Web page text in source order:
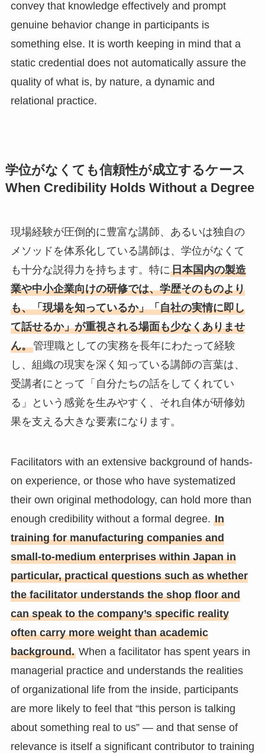
convey that knowledge effectively and prompt
genuine behavior change in participants is
something else. It is worth keeping in mind that a
static credential does not automatically assure the
quality of what is, by nature, a dynamic and
relational practice.
学位がなくても信頼性が成立するケース
When Credibility Holds Without a Degree
現場経験が圧倒的に豊富な講師、あるいは独自の
メソッドを体系化している講師は、学位がなくて
も十分な説得力を持ちます。特に日本国内の製造
業や中小企業向けの研修では、学歴そのものより
も、「現場を知っているか」「自社の実情に即し
て話せるか」が重視される場面も少なくありませ
ん。管理職としての実務を長年にわたって経験
し、組織の現実を深く知っている講師の言葉は、
受講者にとって「自分たちの話をしてくれてい
る」という感覚を生みやすく、それ自体が研修効
果を支える大きな要素になります。
Facilitators with an extensive background of hands-
on experience, or those who have systematized
their own original methodology, can hold more than
enough credibility without a formal degree. In
training for manufacturing companies and
small-to-medium enterprises within Japan in
particular, practical questions such as whether
the facilitator understands the shop floor and
can speak to the company’s specific reality
often carry more weight than academic
background.When a facilitator has spent years in
managerial practice and understands the realities
of organizational life from the inside, participants
are more likely to feel that “this person is talking
about something real to us” — and that sense of
relevance is itself a significant contributor to training